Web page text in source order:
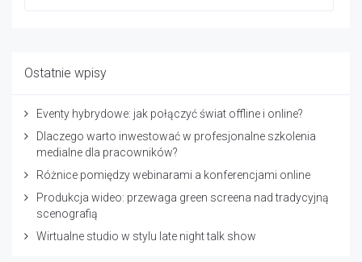
Ostatnie wpisy
Eventy hybrydowe: jak połączyć świat offline i online?
Dlaczego warto inwestować w profesjonalne szkolenia
medialne dla pracowników?
Różnice pomiędzy webinarami a konferencjami online
Produkcja wideo: przewaga green screena nad tradycyjną
scenografią
Wirtualne studio w stylu late night talk show